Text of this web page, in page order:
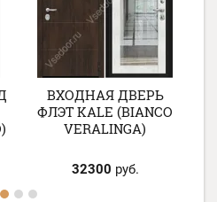
ВХОДНАЯ ДВЕРЬ
ФЛЭТ KALE (BIANCO
VERALINGA)
32300 руб.